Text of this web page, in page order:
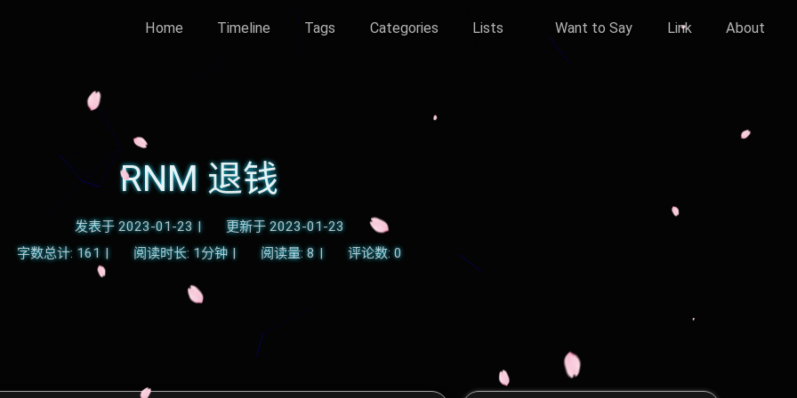
Home Timeline Tags Categories Lists Want to Say Link About
RNM 退钱
发表于 2023-01-23 | 更新于 2023-01-23
字数总计: 161 | 阅读时长: 1分钟 | 阅读量: 8 | 评论数: 0